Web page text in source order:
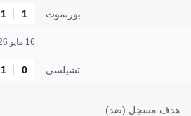
بورنموث 1
1
16 مايو 2026
تشيلسي 0
1
هدف مسجل (ضد)